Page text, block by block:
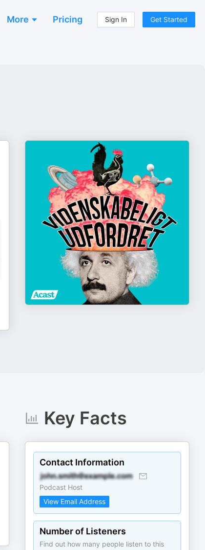
More Pricing Sign In Get Started
Key Facts
Contact Information
Podcast Host
View Email Address
Number of Listeners
Find out how many people listen to this